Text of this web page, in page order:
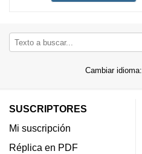
Cambiar idioma:
SUSCRIPTORES
Mi suscripción
Réplica en PDF